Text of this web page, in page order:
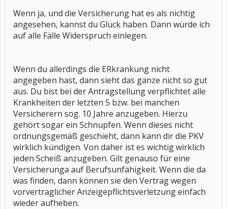
Wenn ja, und die Versicherung hat es als nichtig
angesehen, kannst du Glück haben. Dann würde ich
auf alle Fälle Widerspruch einlegen.
Wenn du allerdings die ERkrankung nicht
angegeben hast, dann sieht das ganze nicht so gut
aus. Du bist bei der Antragstellung verpflichtet alle
Krankheiten der letzten 5 bzw. bei manchen
Versicherern sog. 10 Jahre anzugeben. Hierzu
gehört sogar ein Schnupfen. Wenn dieses nicht
ordnungsgemäß geschieht, dann kann dir die PKV
wirklich kündigen. Von daher ist es wichtig wirklich
jeden Scheiß anzugeben. Gilt genauso für eine
Versicherunga auf Berufsunfähigkeit. Wenn die da
was finden, dann können sie den Vertrag wegen
vorvertraglicher Anzeigepflichtsverletzung einfach
wieder aufheben.